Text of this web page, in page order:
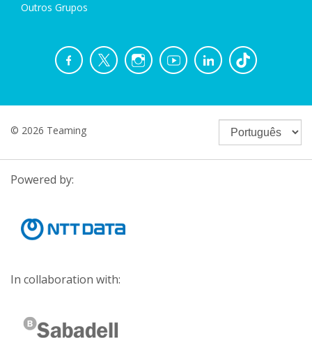
Outros Grupos
© 2026 Teaming
Powered by:
In collaboration with: